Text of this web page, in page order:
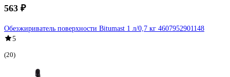
563 ₽
Обезжириватель поверхности Bitumast 1 л/0,7 кг 4607952901148
5
(20)